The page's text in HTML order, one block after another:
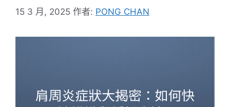
15 3 月, 2025 作者: PONG CHAN